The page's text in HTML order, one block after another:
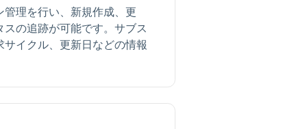
理を行い、新規作成、更
の追跡が可能です。サブス
イクル、更新日などの情報